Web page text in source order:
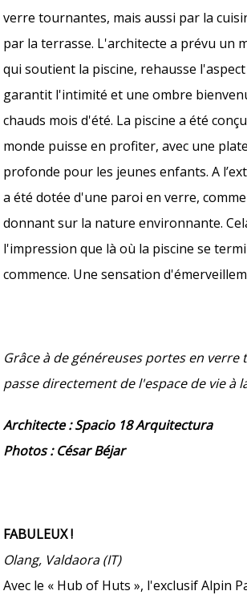
verre tournantes, mais aussi par la
par la terrasse. L'architecte a prévu un
qui soutient la piscine, rehausse
garantit l'intimité et une ombre
chauds mois d'été. La piscine a été
monde puisse en profiter, avec une
profonde pour les jeunes enfants. A
a été dotée d'une paroi en verre,
donnant sur la nature environnante.
l'impression que là où la piscine se
commence. Une sensation
Grâce à de généreuses portes en
passe directement de l'espace de vie à
Architecte : Spacio 18 Arquitectura
Photos : César Béjar
FABULEUX !
Olang, Valdaora (IT)
Avec le « Hub of Huts », l'exclusif Alpin